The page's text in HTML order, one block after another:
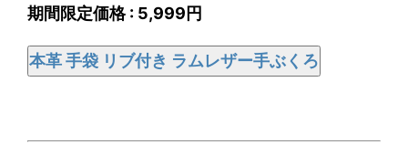
期間限定価格 : 5,999円
本革 手袋 リブ付き ラムレザー手ぶくろ